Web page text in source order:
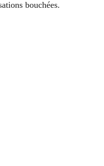
bouchées.